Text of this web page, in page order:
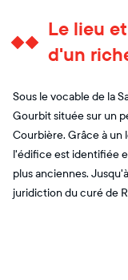
Le lieu
d'un
Sous le vocable de la
Gourbit située sur un
Courbière. Grâce à un
l'édifice est identifiée
plus anciennes.
juridiction du curé de